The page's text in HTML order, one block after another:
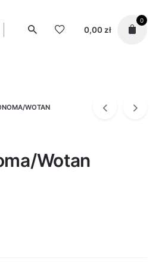
0,00 zł
0
WOTAN
Wotan